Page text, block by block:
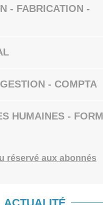
- FABRICATION -
- COMPTA
HUMAINES -
réservé aux abonnés